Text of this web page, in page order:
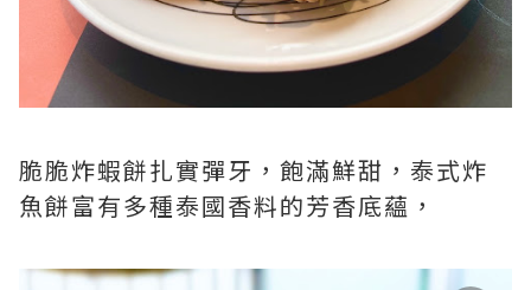
脆脆炸蝦餅扎實彈牙，飽滿鮮甜，泰式炸
魚餅富有多種泰國香料的芳香底蘊，